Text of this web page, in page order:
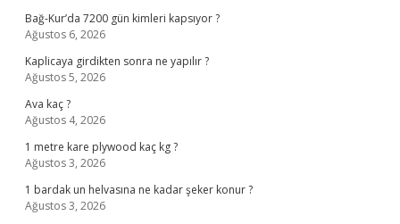
Bağ-Kur’da 7200 gün kimleri kapsıyor ?
Ağustos 6, 2026
Kaplicaya girdikten sonra ne yapılır ?
Ağustos 5, 2026
Ava kaç ?
Ağustos 4, 2026
1 metre kare plywood kaç kg ?
Ağustos 3, 2026
1 bardak un helvasına ne kadar şeker konur ?
Ağustos 3, 2026